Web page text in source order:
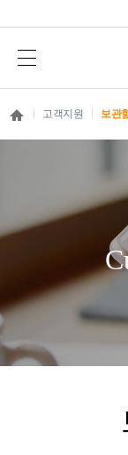
고객지원 보관